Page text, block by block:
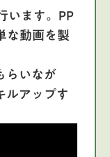
います。PP
な動画を製
らいなが
ルアップす